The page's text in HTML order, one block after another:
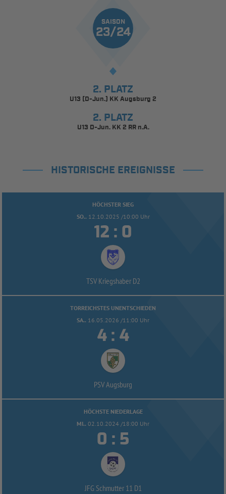
SAISON
23/24
2. PLATZ
U13 (D-Jun.) KK Augsburg 2
2. PLATZ
U13 D-Jun. KK 2 RR n.A.
HISTORISCHE EREIGNISSE
HÖCHSTER SIEG
SO.. 12.10.2025 /10:00 Uhr
 : 
TSV Kriegshaber D2
TORREICHSTES UNENTSCHIEDEN
SA.. 16.05.2026 /11:00 Uhr
 : 
PSV Augsburg
HÖCHSTE NIEDERLAGE
MI.. 02.10.2024 /18:00 Uhr
 : 
JFG Schmutter 11 D1